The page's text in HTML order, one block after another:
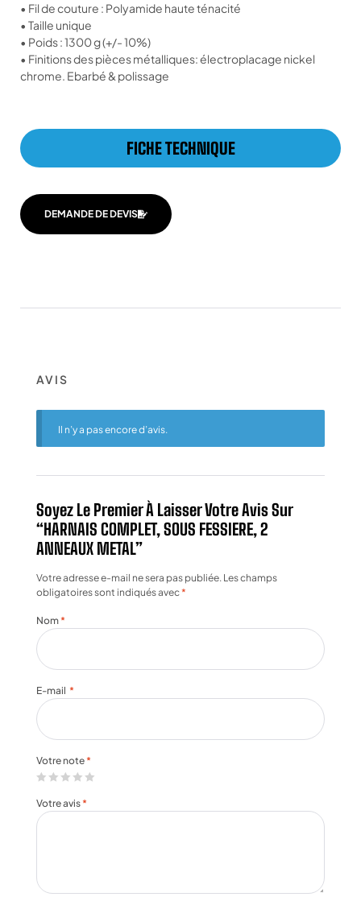
• Fil de couture : Polyamide haute ténacité
• Taille unique
• Poids : 1300 g (+/- 10%)
• Finitions des pièces métalliques: électroplacage nickel
chrome. Ebarbé & polissage
FICHE TECHNIQUE
DEMANDE DE DEVIS
AVIS
Il n’y a pas encore d’avis.
Soyez Le Premier À Laisser Votre Avis Sur
“HARNAIS COMPLET, SOUS FESSIERE, 2
ANNEAUX METAL”
Votre adresse e-mail ne sera pas publiée. Les champs
obligatoires sont indiqués avec*
Votre note *
Votre avis *
Nom *
E-mail *